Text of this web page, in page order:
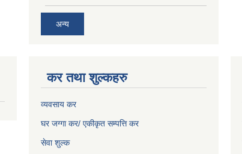
अन्य
कर तथा शुल्कहरु
व्यवसाय कर
घर जग्गा कर/ एकीकृत सम्पत्ति कर
सेवा शुल्क